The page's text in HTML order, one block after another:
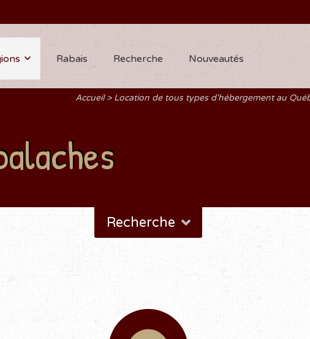
Rabais Recherche Nouveautés
Accueil Location de tous types d'hébergement au
Recherche